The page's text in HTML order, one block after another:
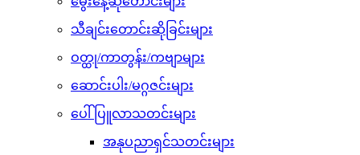
သီချင်းတောင်းဆိုခြင်းများ
ဝတ္ထု/ကာတွန်း/ကဗျာများ
ဆောင်းပါး/မဂ္ဂဇင်းများ
ပေါ်ပြူလာသတင်းများ
အနုပညာရှင်သတင်းများ